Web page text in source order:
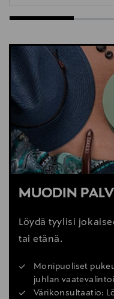
MUODIN
Löydä tyylisi
tai etänä.
Monipuoliset
juhlan
Värikonsultaatio: